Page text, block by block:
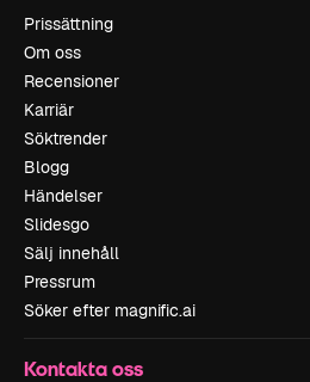
Prissättning
Om oss
Recensioner
Karriär
Söktrender
Blogg
Händelser
Slidesgo
Sälj innehåll
Pressrum
Söker efter magnific.ai
Kontakta oss